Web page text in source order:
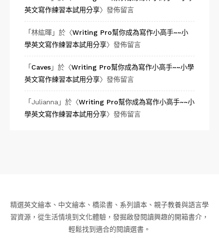
英文寫作練習本試用分享〉發佈留言
「林紘暉」於〈Writing Pro幫你成為寫作小高手~~小
學英文寫作練習本試用分享〉發佈留言
「 Caves」於〈Writing Pro幫你成為寫作小高手~~小學
英文寫作練習本試用分享〉發佈留言
「 Julianna」於〈Writing Pro幫你成為寫作小高手~~小
學英文寫作練習本試用分享〉發佈留言
精選英文繪本、中文繪本、橋梁書、系列讀本、親子教養與語言學
習資源，從生活情境到文化體驗，發掘啟發閱讀興趣的開箱書介，
輕鬆找到適合的閱讀選書。